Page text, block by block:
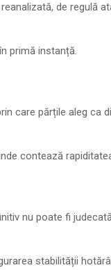
de regulă
primă instanță.
care părțile aleg ca
contează
nu poate fi
stabilității